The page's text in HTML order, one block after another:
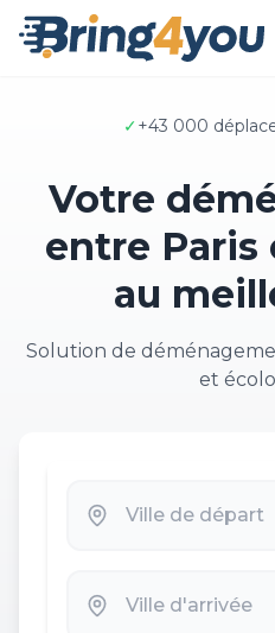
✓+43 000
Votre
entre Paris
au
Solution de
et